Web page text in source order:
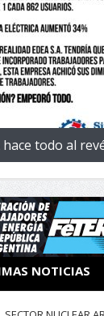
hace todo al
NOTICIAS